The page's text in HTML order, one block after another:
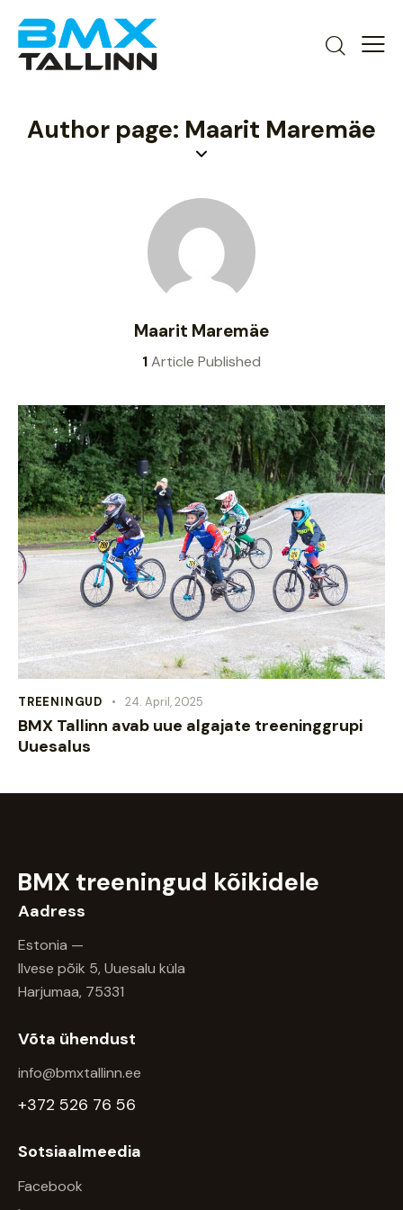
Author page: Maarit Maremäe
Maarit Maremäe
1Article Published
TREENINGUD 24. April, 2025
BMX Tallinn avab uue algajate treeninggrupi
Uuesalus
BMX treeningud kõikidele
Aadress
Estonia —
Ilvese põik 5, Uuesalu küla
Harjumaa, 75331
Võta ühendust
info@bmxtallinn.ee
+372 526 76 56
Sotsiaalmeedia
Facebook